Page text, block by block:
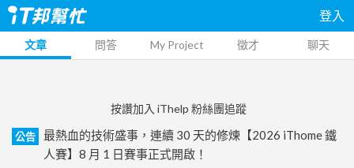
登入
文章 問答 My Project 徵才 聊天
按讚加入 iThelp 粉絲團追蹤
公告
最熱血的技術盛事，連續 30 天的修煉【2026 iThome 鐵
人賽】8 月 1 日賽事正式開啟！